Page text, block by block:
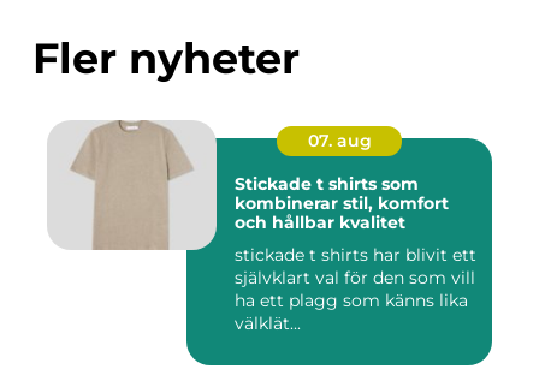
Fler nyheter
07. aug
Stickade t shirts som
kombinerar stil, komfort
och hållbar kvalitet
stickade t shirts har blivit ett
självklart val för den som vill
ha ett plagg som känns lika
välklät...